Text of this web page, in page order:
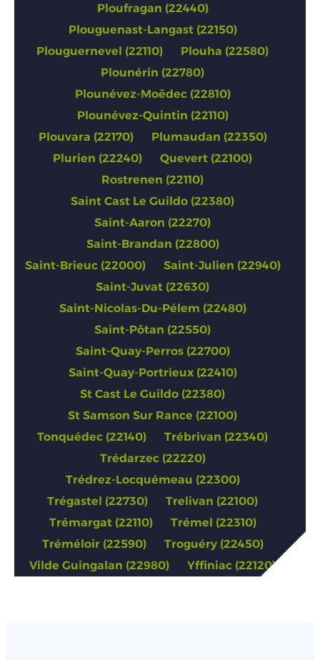
Ploufragan (22440)
Plouguenast-Langast (22150)
Plouguernevel (22110)
Plouha (22580)
Plounérin (22780)
Plounévez-Moëdec (22810)
Plounévez-Quintin (22110)
Plouvara (22170)
Plumaudan (22350)
Plurien (22240)
Quevert (22100)
Rostrenen (22110)
Saint Cast Le Guildo (22380)
Saint-Aaron (22270)
Saint-Brandan (22800)
Saint-Brieuc (22000)
Saint-Julien (22940)
Saint-Juvat (22630)
Saint-Nicolas-Du-Pélem (22480)
Saint-Pôtan (22550)
Saint-Quay-Perros (22700)
Saint-Quay-Portrieux (22410)
St Cast Le Guildo (22380)
St Samson Sur Rance (22100)
Tonquédec (22140)
Trébrivan (22340)
Trédarzec (22220)
Trédrez-Locquémeau (22300)
Trégastel (22730)
Trelivan (22100)
Trémargat (22110)
Trémel (22310)
Tréméloir (22590)
Troguéry (22450)
Vilde Guingalan (22980)
Yffiniac (22120)